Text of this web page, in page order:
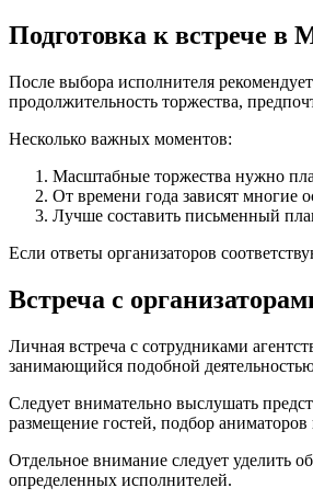
Подготовка к встрече в
После выбора исполнителя
продолжительность торжества,
Несколько важных моментов:
Масштабные торжества нужно
От времени года зависят многие
Лучше составить письменный
Если ответы организаторов
Встреча с
Личная встреча с сотрудниками
занимающийся подобной
Следует внимательно выслушать
размещение гостей, подбор аниматоров
Отдельное внимание следует уделить
определенных исполнителей.